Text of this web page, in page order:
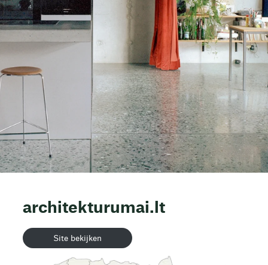
architekturumai.lt
Site bekijken